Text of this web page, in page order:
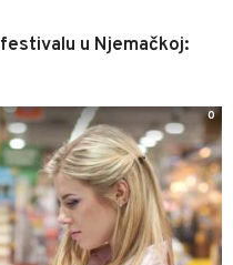
u Njemačkoj:
0